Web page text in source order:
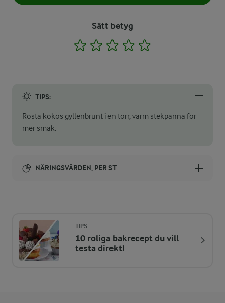
Sätt betyg
1 2 3 4
TIPS:
Rosta kokos gyllenbrunt i en torr, varm stekpanna för
mer smak.
NÄRINGSVÄRDEN, PER ST
ENERGIDISTRIBUTION %
NÄRINGSVÄRDEN PER ST
TIPS
10 roliga bakrecept du vill
testa direkt!